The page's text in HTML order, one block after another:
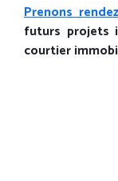
Prenons
futurs projets
courtier